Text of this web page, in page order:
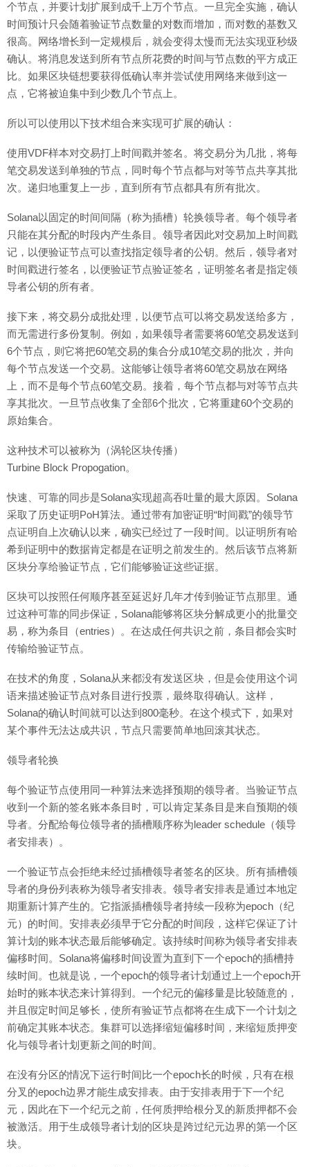
个节点，并要计划扩展到成千上万个节点。一旦完全实施，确认
时间预计只会随着验证节点数量的对数而增加，而对数的基数又
很高。网络增长到一定规模后，就会变得太慢而无法实现亚秒级
确认。将消息发送到所有节点所花费的时间与节点数的平方成正
比。如果区块链想要获得低确认率并尝试使用网络来做到这一
点，它将被迫集中到少数几个节点上。
所以可以使用以下技术组合来实现可扩展的确认：
使用VDF样本对交易打上时间戳并签名。将交易分为几批，将每
笔交易发送到单独的节点，同时每个节点都与对等节点共享其批
次。递归地重复上一步，直到所有节点都具有所有批次。
Solana以固定的时间间隔（称为插槽）轮换领导者。每个领导者
只能在其分配的时段内产生条目。领导者因此对交易加上时间戳
记，以便验证节点可以查找指定领导者的公钥。然后，领导者对
时间戳进行签名，以便验证节点验证签名，证明签名者是指定领
导者公钥的所有者。
接下来，将交易分成批处理，以便节点可以将交易发送给多方，
而无需进行多份复制。例如，如果领导者需要将60笔交易发送到
6个节点，则它将把60笔交易的集合分成10笔交易的批次，并向
每个节点发送一个交易。这能够让领导者将60笔交易放在网络
上，而不是每个节点60笔交易。接着，每个节点都与对等节点共
享其批次。一旦节点收集了全部6个批次，它将重建60个交易的
原始集合。
这种技术可以被称为（涡轮区块传播）
Turbine Block Propogation。
快速、可靠的同步是Solana实现超高吞吐量的最大原因。Solana
采取了历史证明PoH算法。通过带有加密证明“时间戳”的领导节
点证明自上次确认以来，确实已经过了一段时间。以证明所有哈
希到证明中的数据肯定都是在证明之前发生的。然后该节点将新
区块分享给验证节点，它们能够验证这些证据。
区块可以按照任何顺序甚至延迟好几年才传到验证节点那里。通
过这种可靠的同步保证，Solana能够将区块分解成更小的批量交
易，称为条目（entries）。在达成任何共识之前，条目都会实时
传输给验证节点。
在技术的角度，Solana从来都没有发送区块，但是会使用这个词
语来描述验证节点对条目进行投票，最终取得确认。这样，
Solana的确认时间就可以达到800毫秒。在这个模式下，如果对
某个事件无法达成共识，节点只需要简单地回滚其状态。
领导者轮换
每个验证节点使用同一种算法来选择预期的领导者。当验证节点
收到一个新的签名账本条目时，可以肯定某条目是来自预期的领
导者。分配给每位领导者的插槽顺序称为leader schedule（领导
者安排表）。
一个验证节点会拒绝未经过插槽领导者签名的区块。所有插槽领
导者的身份列表称为领导者安排表。领导者安排表是通过本地定
期重新计算产生的。它指派插槽领导者持续一段称为epoch（纪
元）的时间。安排表必须早于它分配的时间段，这样它保证了计
算计划的账本状态最后能够确定。该持续时间称为领导者安排表
偏移时间。Solana将偏移时间设置为直到下一个epoch的插槽持
续时间。也就是说，一个epoch的领导者计划通过上一个epoch开
始时的账本状态来计算得到。一个纪元的偏移量是比较随意的，
并且假定时间足够长，使所有验证节点都将在生成下一个计划之
前确定其账本状态。集群可以选择缩短偏移时间，来缩短质押变
化与领导者计划更新之间的时间。
在没有分区的情况下运行时间比一个epoch长的时候，只有在根
分叉的epoch边界才能生成安排表。由于安排表用于下一个纪
元，因此在下一个纪元之前，任何质押给根分叉的新质押都不会
被激活。用于生成领导者计划的区块是跨过纪元边界的第一个区
块。